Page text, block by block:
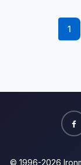
1
© 1996-2026